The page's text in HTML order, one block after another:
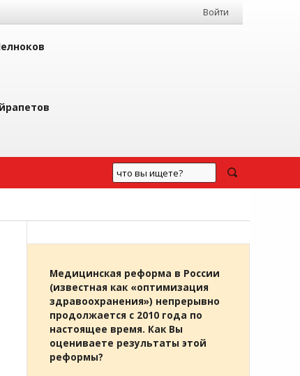
Войти
Медицинская реформа в России
(известная как «оптимизация
здравоохранения») непрерывно
продолжается с 2010 года по
настоящее время. Как Вы
оцениваете результаты этой
реформы?